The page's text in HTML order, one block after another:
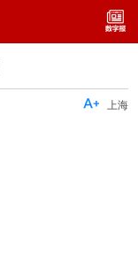
上海
